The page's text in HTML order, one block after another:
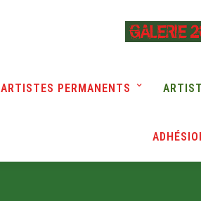
ARTISTES PERMANENTS